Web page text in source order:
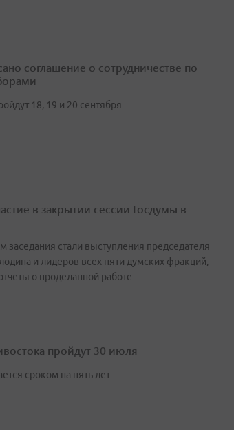
соглашение о сотрудничестве по
18, 19 и 20 сентября
в закрытии сессии Госдумы в
стали выступления председателя
и лидеров всех пяти думских фракций,
о проделанной работе
пройдут 30 июля
сроком на пять лет